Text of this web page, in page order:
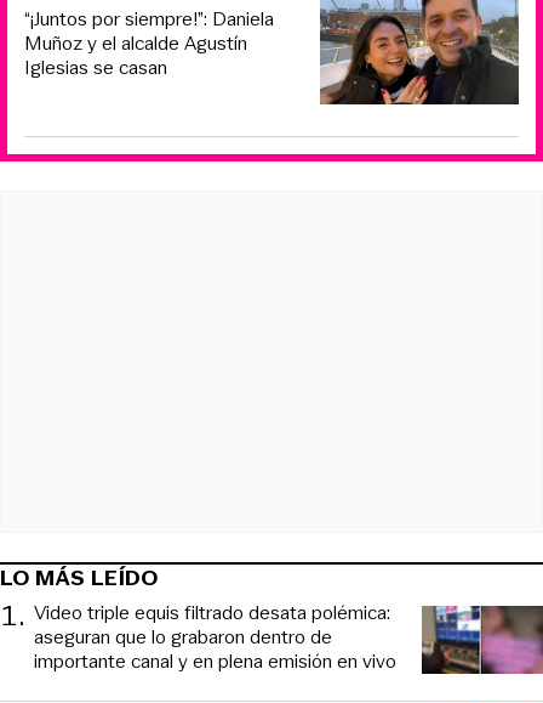
“¡Juntos por siempre!”: Daniela
Muñoz y el alcalde Agustín
Iglesias se casan
LO MÁS LEÍDO
1. Video triple equis filtrado desata polémica:
aseguran que lo grabaron dentro de
importante canal y en plena emisión en vivo